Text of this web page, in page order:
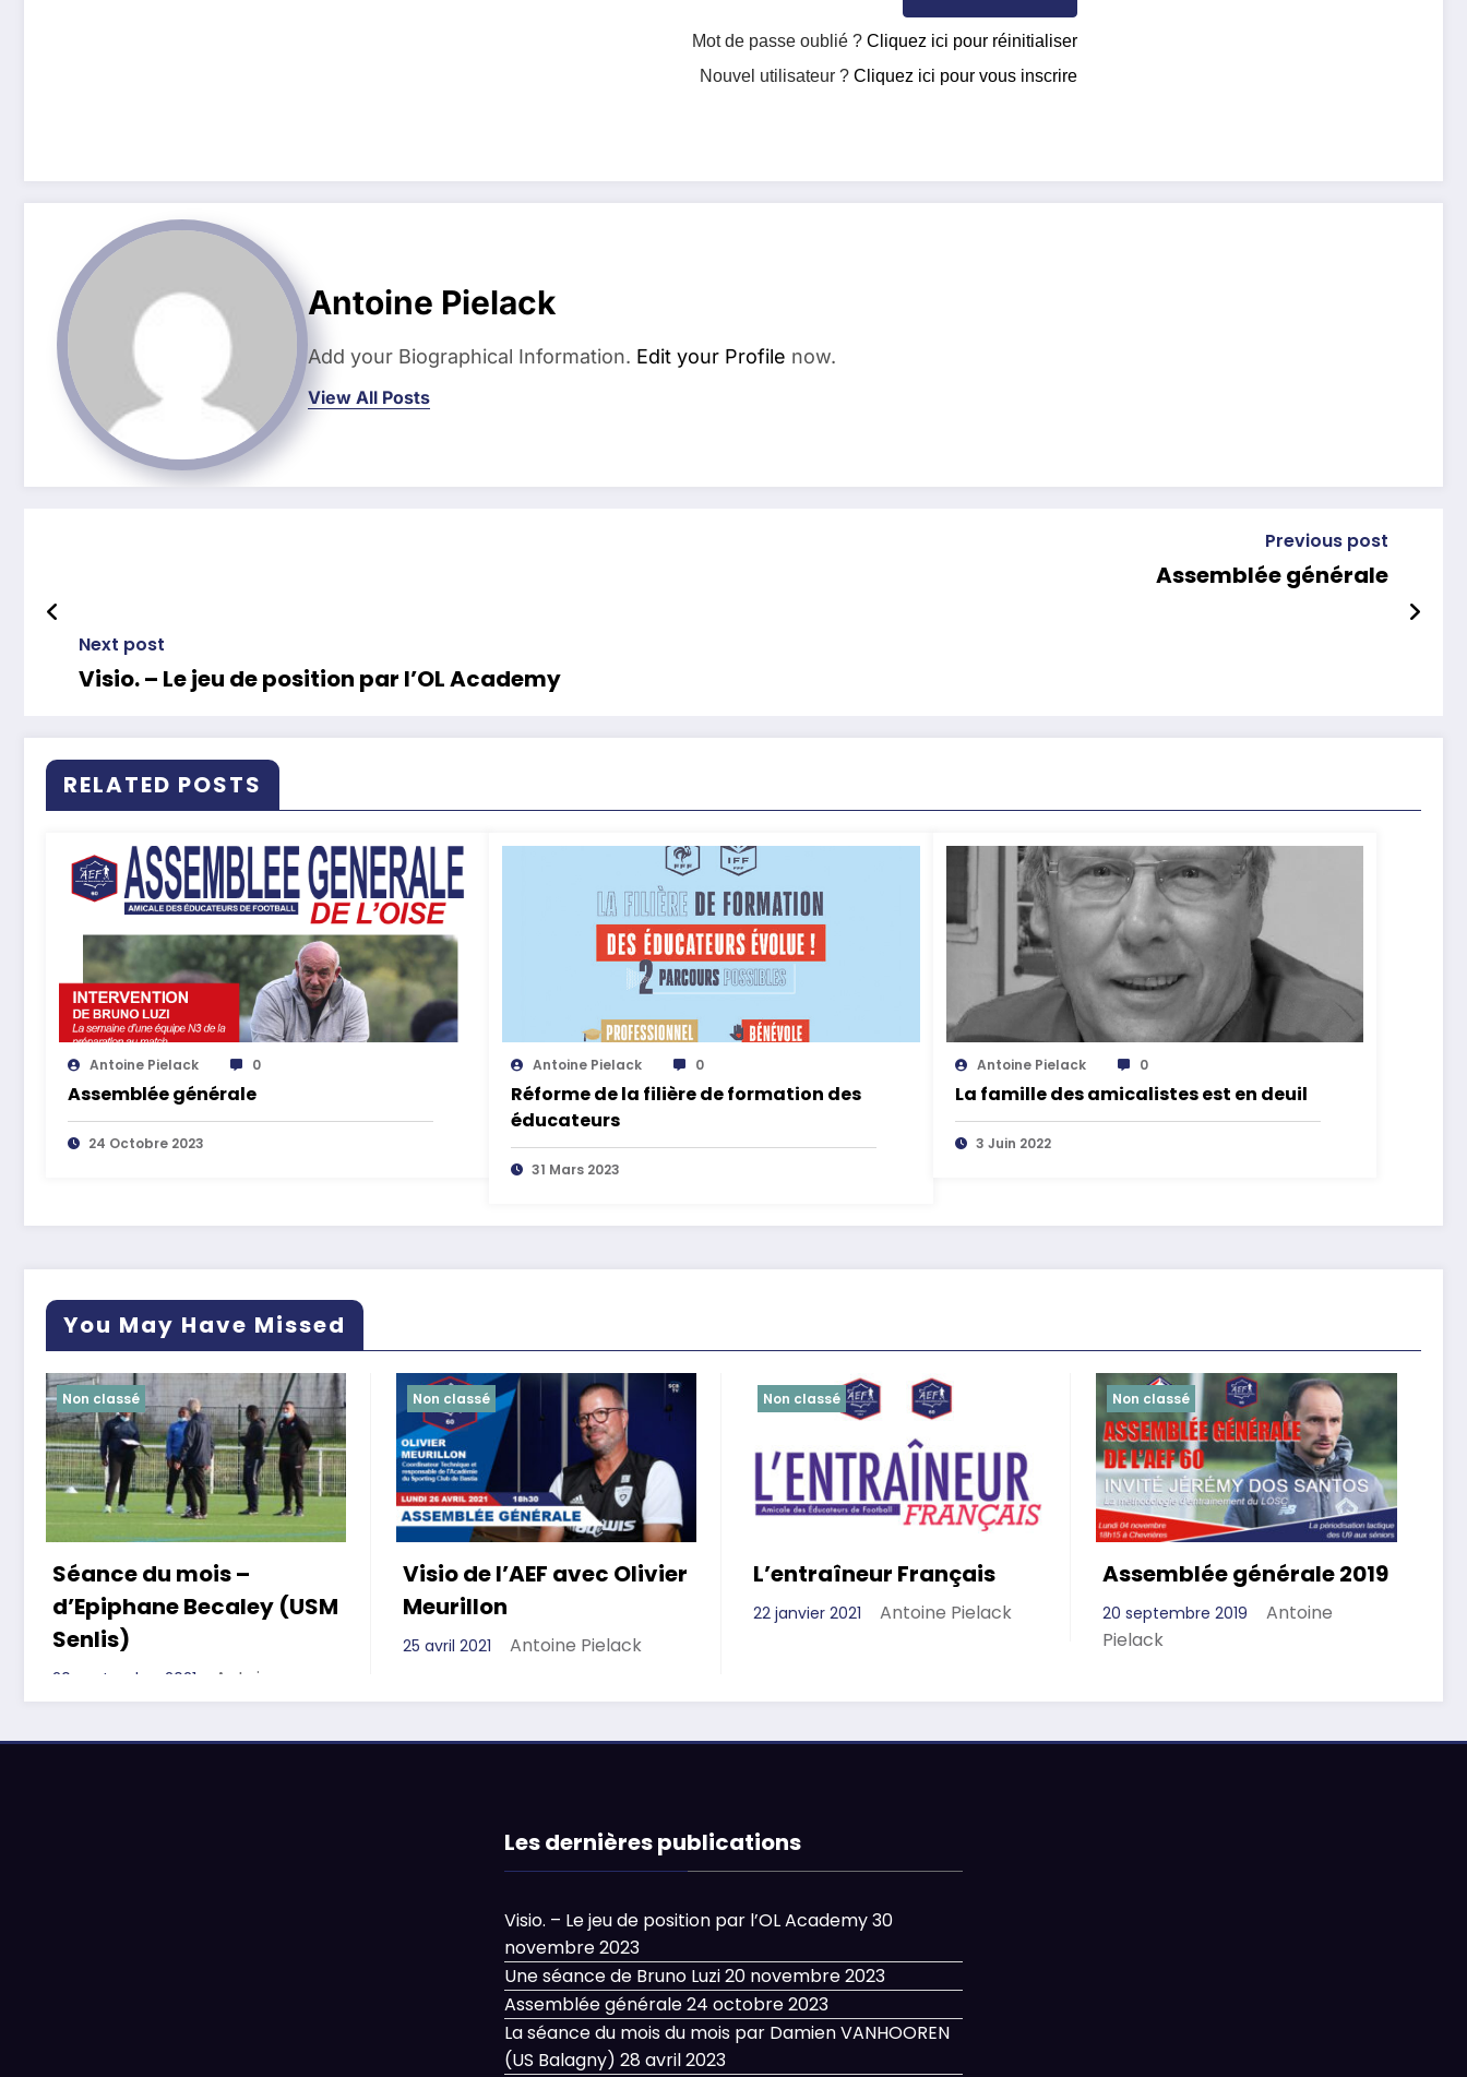
Mot de passe oublié ? Cliquez ici pour réinitialiser
Nouvel utilisateur ? Cliquez ici pour vous inscrire
Antoine Pielack
Add your Biographical Information. Edit your Profile now.
View All Posts
Previous post
Assemblée générale
Next post
Visio. – Le jeu de position par l’OL Academy
RELATED POSTS
Antoine Pielack 0
Assemblée générale
24 Octobre 2023
Antoine Pielack 0
Réforme de la filière de formation des
éducateurs
31 Mars 2023
Antoine Pielack 0
La famille des amicalistes est en deuil
3 Juin 2022
You May Have Missed
Non classé
Séance du mois –
d’Epiphane Becaley (USM
Senlis)
20 septembre 2021
Antoine
Pielack
Non classé
Visio de l’AEF avec Olivier
Meurillon
25 avril 2021 Antoine Pielack
Non classé
L’entraîneur Français
22 janvier 2021 Antoine Pielack
Non classé
Assemblée générale 2019
20 septembre 2019
Antoine
Pielack
Les dernières publications
Visio. – Le jeu de position par l’OL Academy30
novembre 2023
Une séance de Bruno Luzi20 novembre 2023
Assemblée générale24 octobre 2023
La séance du mois du mois par Damien VANHOOREN
(US Balagny) 28 avril 2023